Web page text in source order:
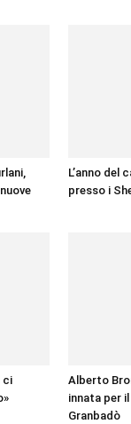
L’anno del
presso i
ci
Alberto
innata per
Granbadò